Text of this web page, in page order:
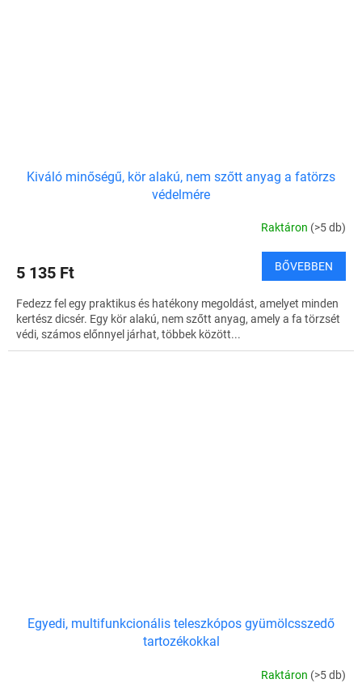
Kiváló minőségű, kör alakú, nem szőtt anyag a fatörzs
védelmére
Raktáron (>5 db)
5 135 Ft BŐVEBBEN
Fedezz fel egy praktikus és hatékony megoldást, amelyet minden
kertész dicsér. Egy kör alakú, nem szőtt anyag, amely a fa törzsét
védi, számos előnnyel járhat, többek között...
Egyedi, multifunkcionális teleszkópos gyümölcsszedő
tartozékokkal
Raktáron (>5 db)